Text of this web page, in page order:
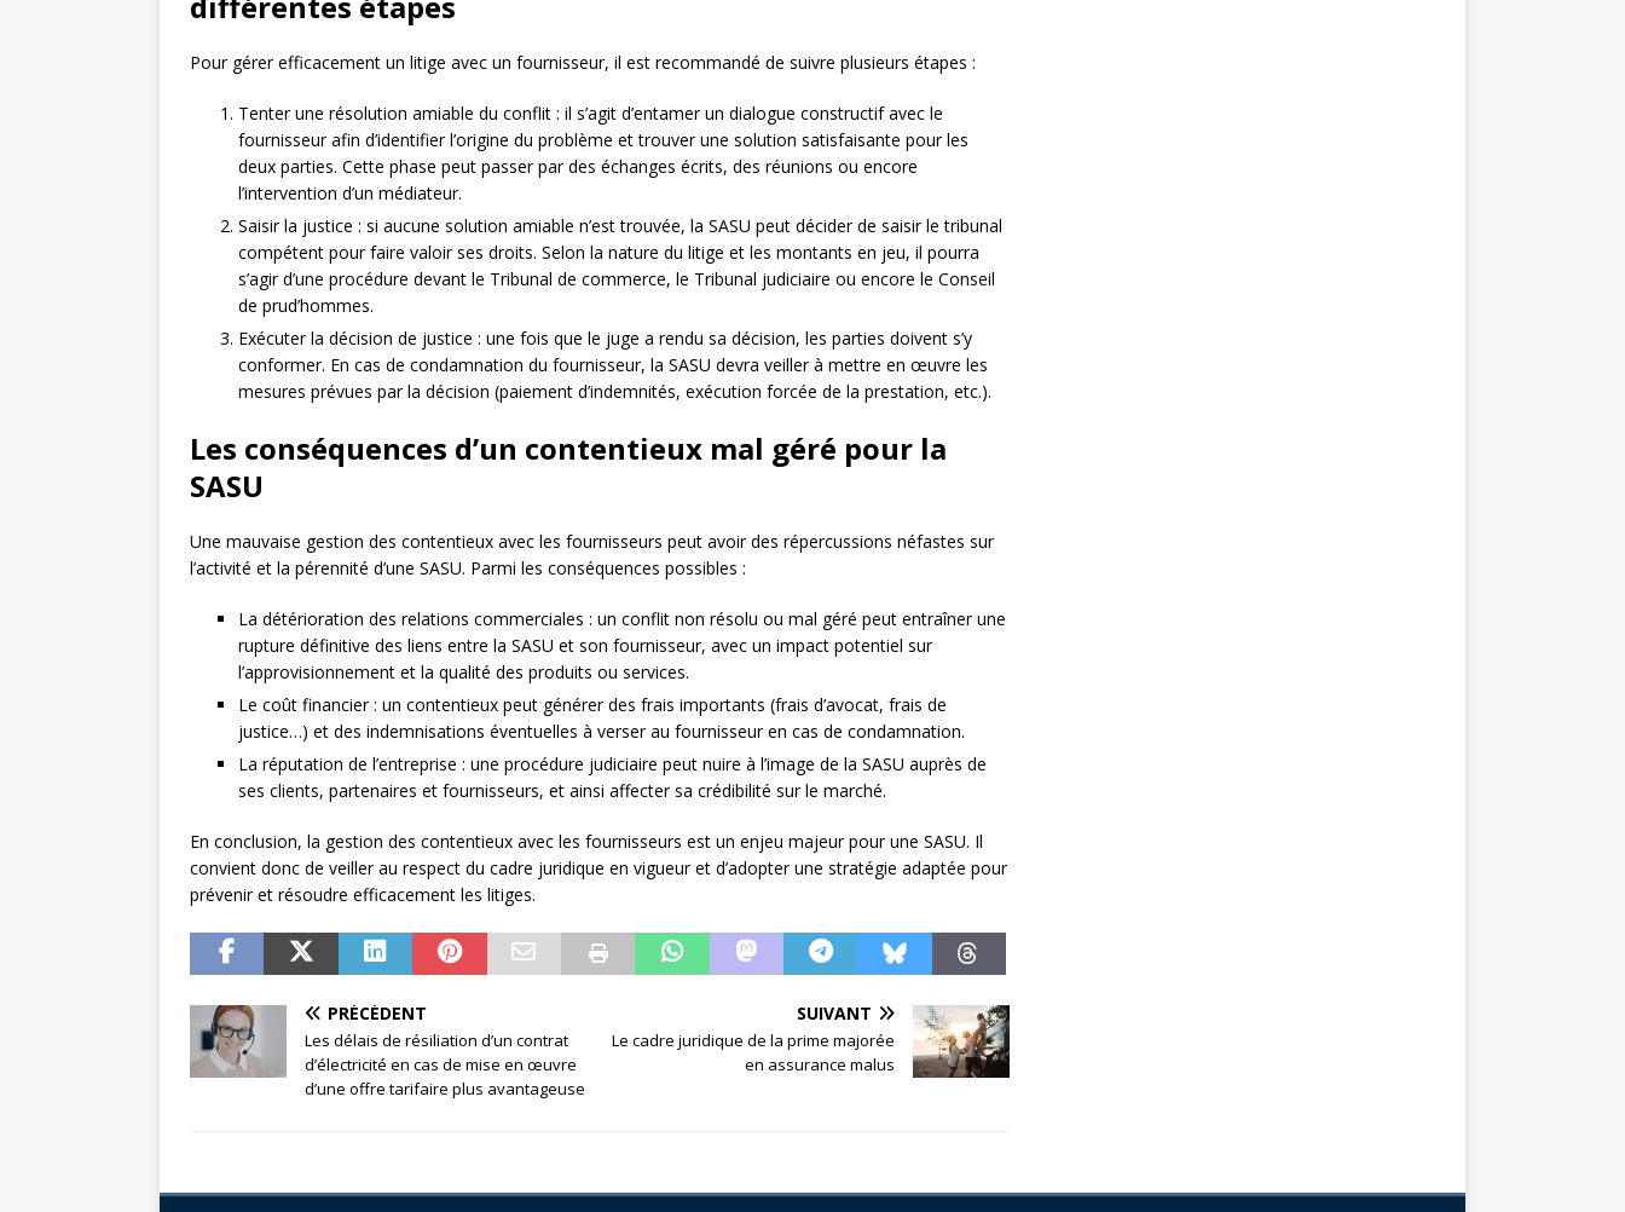
Pour gérer efficacement un litige avec un fournisseur, il est recommandé de suivre plusieurs étapes :
Tenter une résolution amiable du conflit : il s’agit d’entamer un dialogue constructif avec le
fournisseur afin d’identifier l’origine du problème et trouver une solution satisfaisante pour les
deux parties. Cette phase peut passer par des échanges écrits, des réunions ou encore
l’intervention d’un médiateur.
Saisir la justice : si aucune solution amiable n’est trouvée, la SASU peut décider de saisir le tribunal
compétent pour faire valoir ses droits. Selon la nature du litige et les montants en jeu, il pourra
s’agir d’une procédure devant le Tribunal de commerce, le Tribunal judiciaire ou encore le Conseil
de prud’hommes.
Exécuter la décision de justice : une fois que le juge a rendu sa décision, les parties doivent s’y
conformer. En cas de condamnation du fournisseur, la SASU devra veiller à mettre en œuvre les
mesures prévues par la décision (paiement d’indemnités, exécution forcée de la prestation, etc.).
Les conséquences d’un contentieux mal géré pour la
SASU
Une mauvaise gestion des contentieux avec les fournisseurs peut avoir des répercussions néfastes sur
l’activité et la pérennité d’une SASU. Parmi les conséquences possibles :
La détérioration des relations commerciales : un conflit non résolu ou mal géré peut entraîner une
rupture définitive des liens entre la SASU et son fournisseur, avec un impact potentiel sur
l’approvisionnement et la qualité des produits ou services.
Le coût financier : un contentieux peut générer des frais importants (frais d’avocat, frais de
justice…) et des indemnisations éventuelles à verser au fournisseur en cas de condamnation.
La réputation de l’entreprise : une procédure judiciaire peut nuire à l’image de la SASU auprès de
ses clients, partenaires et fournisseurs, et ainsi affecter sa crédibilité sur le marché.
En conclusion, la gestion des contentieux avec les fournisseurs est un enjeu majeur pour une SASU. Il
convient donc de veiller au respect du cadre juridique en vigueur et d’adopter une stratégie adaptée pour
prévenir et résoudre efficacement les litiges.
PRÉCÉDENT
Les délais de résiliation d’un contrat
d’électricité en cas de mise en œuvre
d’une offre tarifaire plus avantageuse
SUIVANT
Le cadre juridique de la prime majorée
en assurance malus